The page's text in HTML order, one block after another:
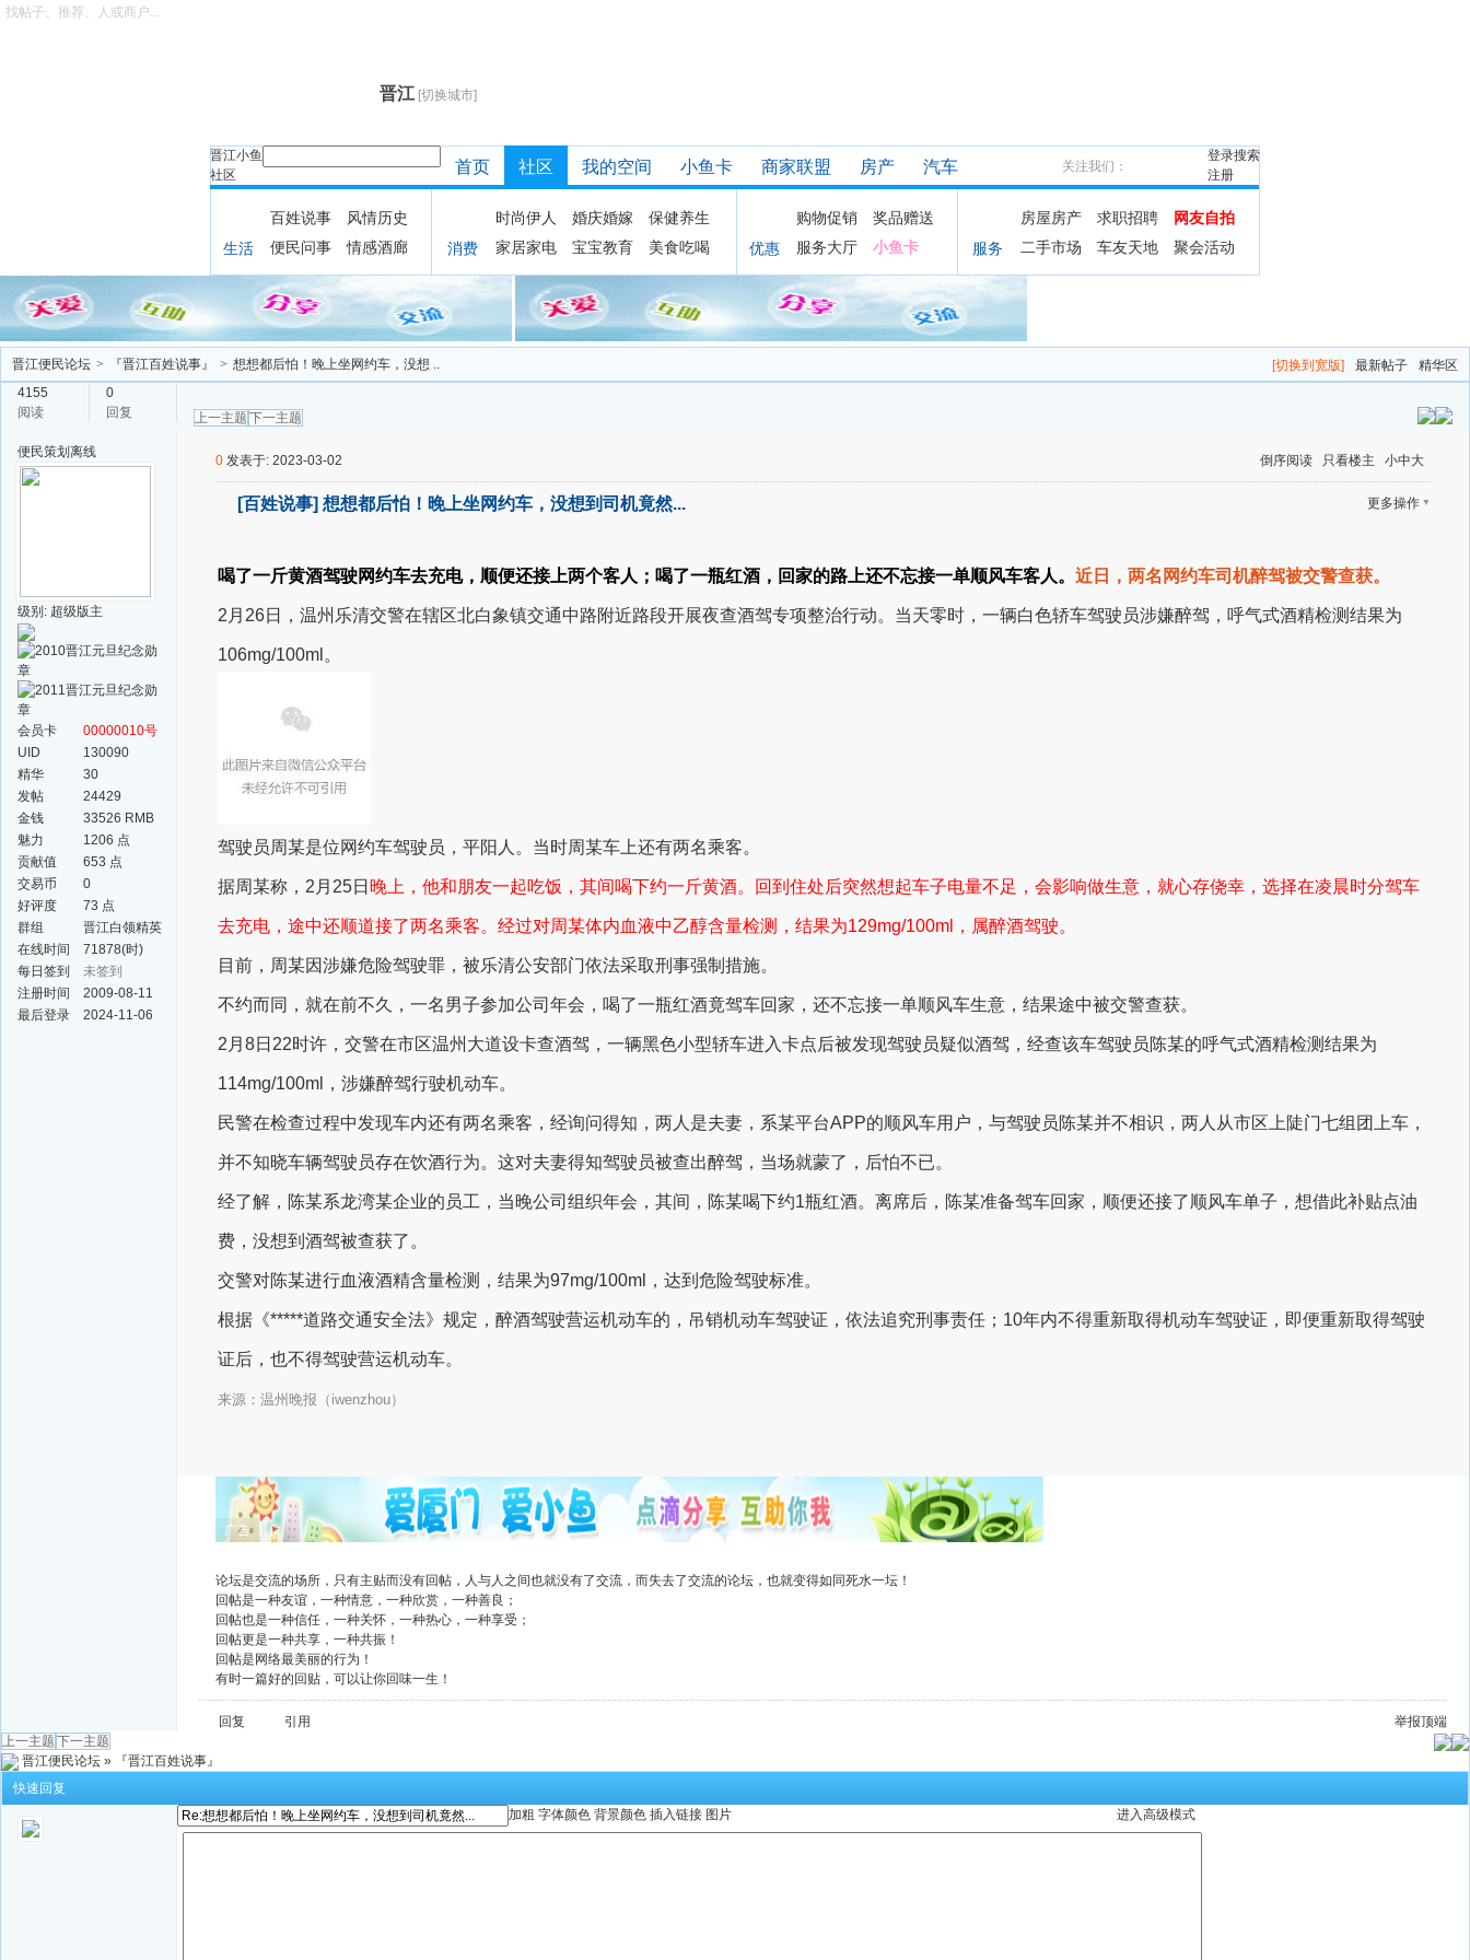
晋江 [切换城市]
晋江小鱼
社区
搜索
找帖子、推荐、人或商户...
登录
注册
首页 社区 我的空间 小鱼卡 商家联盟 房产 汽车 关注我们：
生活
百姓说事
风情历史
便民问事
情感酒廊 消费
时尚伊人 婚庆婚嫁
保健养生
家居家电
宝宝教育 美食吃喝 优惠
购物促销
奖品赠送
服务大厅
小鱼卡 服务
房屋房产 求职招聘
网友自拍
二手市场
车友天地 聚会活动
[切换到宽版] 最新帖子 精华区
晋江便民论坛 > 『晋江百姓说事』 > 想想都后怕！晚上坐网约车，没想 ..
4155
阅读
0
回复
上一主题 下一主题
便民策划 离线
级别: 超级版主
会员卡
00000010号
UID
130090
精华
30
发帖
24429
金钱
33526 RMB
魅力
1206 点
贡献值
653 点
交易币
0
好评度
73 点
群组
晋江白领精英
群
在线时间
71878(时)
每日签到
未签到
注册时间
2009-08-11
最后登录
2024-11-06
倒序阅读 只看楼主 小中大
0 发表于: 2023-03-02
更多操作 ▼
[百姓说事] 想想都后怕！晚上坐网约车，没想到司机竟然...
喝了一斤黄酒驾驶网约车去充电，顺便还接上两个客人；喝了一瓶红酒，回家的路上还不忘接一单顺风车客人。 近日，两名网约车司机醉驾被交警查获。
2月26日，温州乐清交警在辖区北白象镇交通中路附近路段开展夜查酒驾专项整治行动。 当天零时，一辆白色轿车驾驶员涉嫌醉驾，呼气式酒精检测结果为
106mg/100ml。
驾驶员周某是位网约车驾驶员，平阳人。当时周某车上还有两名乘客。
据周某称，2月25日 晚上，他和朋友一起吃饭，其间喝下约一斤黄酒。回到住处后突然想起车子电量不足，会影响做生意，就心存侥幸，选择在凌晨时分驾车
去充电，途中还顺道接了两名乘客。 经过对周某体内血液中乙醇含量检测，结果为129mg/100ml，属醉酒驾驶。
目前，周某因涉嫌危险驾驶罪，被乐清公安部门依法采取刑事强制措施。
不约而同，就在前不久， 一名男子参加公司年会，喝了一瓶红酒竟驾车回家，还不忘接一单顺风车生意，结果途中被交警查获。
2月8日22时许，交警在市区温州大道设卡查酒驾，一辆黑色小型轿车进入卡点后被发现驾驶员疑似酒驾，经查该车驾驶员陈某的呼气式酒精检测结果为
114mg/100ml，涉嫌醉驾行驶机动车。
民警在检查过程中发现车内还有两名乘客，经询问得知，两人是夫妻，系某平台APP的顺风车用户，与驾驶员陈某并不相识，两人从市区上陡门七组团上车，
并不知晓车辆驾驶员存在饮酒行为。这对夫妻得知驾驶员被查出醉驾，当场就蒙了，后怕不已。
经了解，陈某系龙湾某企业的员工，当晚公司组织年会，其间，陈某喝下约1瓶红酒。离席后，陈某准备驾车回家，顺便还接了顺风车单子，想借此补贴点油
费，没想到酒驾被查获了。
交警对陈某进行血液酒精含量检测，结果为97mg/100ml，达到危险驾驶标准。
根据《*****道路交通安全法》规定，醉酒驾驶营运机动车的，吊销机动车驾驶证，依法追究刑事责任；10年内不得重新取得机动车驾驶证，即便重新取得驾驶
证后，也不得驾驶营运机动车。
来源：温州晚报（iwenzhou）
广告
论坛是交流的场所，只有主贴而没有回帖，人与人之间也就没有了交流，而失去了交流的论坛，也就变得如同死水一坛！
回帖是一种友谊，一种情意，一种欣赏，一种善良；
回帖也是一种信任，一种关怀，一种热心，一种享受；
回帖更是一种共享，一种共振！
回帖是网络最美丽的行为！
有时一篇好的回贴，可以让你回味一生！
回复 引用 举报顶端
上一主题 下一主题
晋江便民论坛 »
『晋江百姓说事』
快速回复
进入高级模式
加粗 字体颜色 背景颜色 插入链接 图片